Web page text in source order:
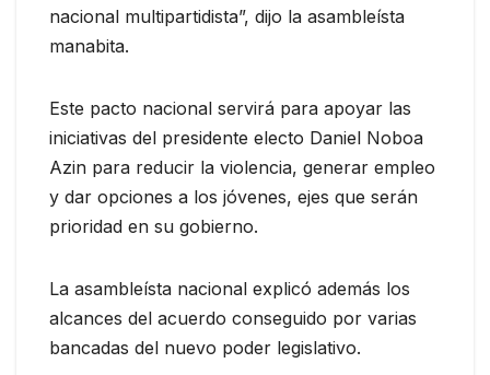
nacional multipartidista”, dijo la asambleísta
manabita.
Este pacto nacional servirá para apoyar las
iniciativas del presidente electo Daniel Noboa
Azin para reducir la violencia, generar empleo
y dar opciones a los jóvenes, ejes que serán
prioridad en su gobierno.
La asambleísta nacional explicó además los
alcances del acuerdo conseguido por varias
bancadas del nuevo poder legislativo.